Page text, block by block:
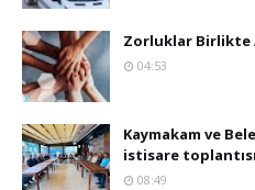
Zorluklar Birlikte
04:53
Kaymakam ve
istisare
08:49